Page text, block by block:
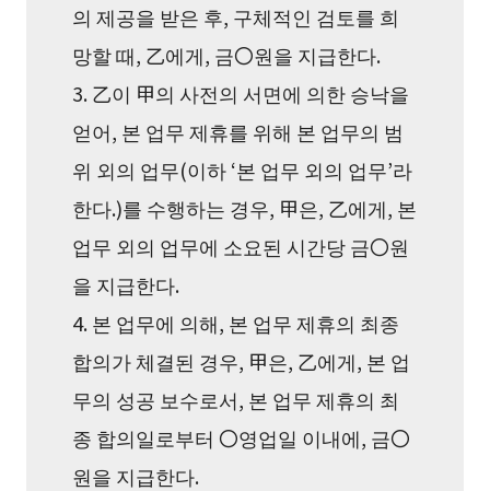
의 제공을 받은 후, 구체적인 검토를 희
망할 때, 乙에게, 금〇원을 지급한다.
3. 乙이 甲의 사전의 서면에 의한 승낙을
얻어, 본 업무 제휴를 위해 본 업무의 범
위 외의 업무(이하 ‘본 업무 외의 업무’라
한다.)를 수행하는 경우, 甲은, 乙에게, 본
업무 외의 업무에 소요된 시간당 금〇원
을 지급한다.
4. 본 업무에 의해, 본 업무 제휴의 최종
합의가 체결된 경우, 甲은, 乙에게, 본 업
무의 성공 보수로서, 본 업무 제휴의 최
종 합의일로부터 〇영업일 이내에, 금〇
원을 지급한다.